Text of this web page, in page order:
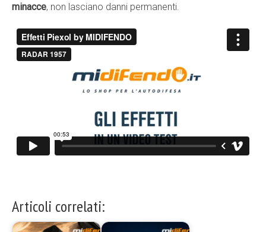
minacce, non lasciano danni permanenti.
Articoli correlati: